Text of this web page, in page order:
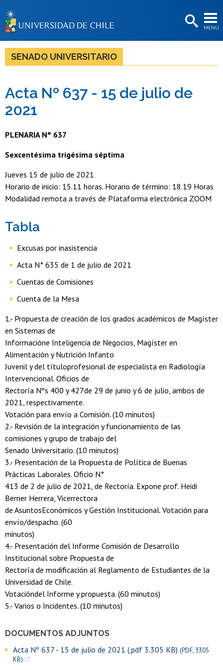
MENÚ
BIBLIOTECAS
LA UNIVERSIDAD
Estudiantes
Egresadas/os
SENADO UNIVERSITARIO
Acta Nº 637 - 15 de julio de
2021
DOCUMENTOS ADJUNTOS
Acta Nº 637 - 15 de julio de 2021 (.pdf 3.305 KB) (PDF, 3305
KB)
PLENARIA N° 637
Sexcentésima trigésima séptima
Jueves 15 de julio de 2021
Horario de inicio: 15.11 horas. Horario de término: 18.19 Horas
Modalidad remota a través de Plataforma electrónica ZOOM
Tabla
Excusas por inasistencia
Acta N° 635 de 1 de julio de 2021
Cuentas de Comisiones
Cuenta de la Mesa
1.- Propuesta de creación de los grados académicos de Magíster
en Sistemas de
Informacióne Inteligencia de Negocios, Magíster en
Alimentación y Nutrición Infanto
Juvenil y del títuloprofesional de especialista en Radiología
Intervencional. Oficios de
Rectoría Nºs 400 y 427de 29 de junio y 6 de julio, ambos de
2021, respectivamente.
Votación para envío a Comisión. (10 minutos)
2.- Revisión de la integración y funcionamiento de las
comisiones y grupo de trabajo del
Senado Universitario. (10 minutos)
3.- Presentación de la Propuesta de Política de Buenas
Prácticas Laborales. Oficio N°
413 de 2 de julio de 2021, de Rectoría. Expone prof. Heidi
Berner Herrera, Vicerrectora
de AsuntosEconómicos y Gestión Institucional. Votación para
envío/despacho. (60
minutos)
4.- Presentación del Informe Comisión de Desarrollo
Institucional sobre Propuesta de
Rectoría de modificación al Reglamento de Estudiantes de la
Universidad de Chile.
Votacióndel Informe y propuesta. (60 minutos)
5.- Varios o Incidentes. (10 minutos)